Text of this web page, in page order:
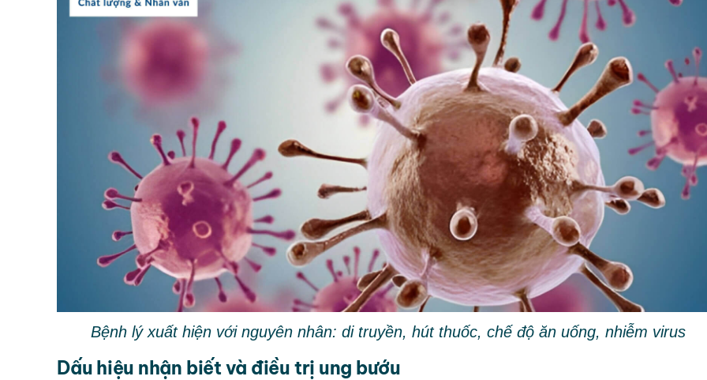
Bệnh lý xuất hiện với nguyên nhân: di truyền, hút thuốc, chế độ ăn uống, nhiễm virus
Dấu hiệu nhận biết và điều trị ung bướu